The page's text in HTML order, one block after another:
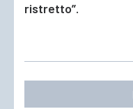
ristretto”.